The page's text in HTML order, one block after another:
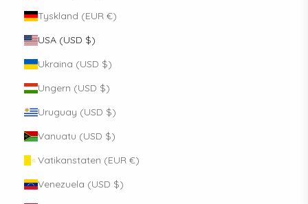
Tyskland (EUR €)
USA (USD $)
Ukraina (USD $)
Ungern (USD $)
Uruguay (USD $)
Vanuatu (USD $)
Vatikanstaten (EUR €)
Venezuela (USD $)